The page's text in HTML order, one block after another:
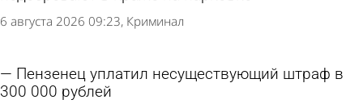
6 августа 2026 09:23 Криминал
Пензенец уплатил несуществующий штраф в
300 000 рублей